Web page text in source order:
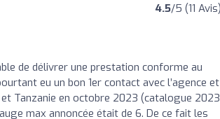
4.5/5 (11 Avis)
de délivrer une prestation conforme au
eu un bon 1er contact avec l’agence
Tanzanie en octobre 2023 (catalogue 2023
max annoncée était de 6. De ce fait les